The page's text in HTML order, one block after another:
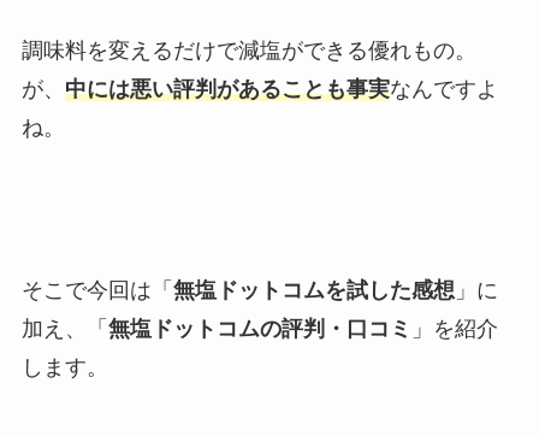
調味料を変えるだけで減塩ができる優れもの。
が、 中には悪い評判があることも事実なんですよ
ね。
そこで今回は「 無塩ドットコムを試した感想」に
加え、「 無塩ドットコムの評判・口コミ 」を紹介
します。